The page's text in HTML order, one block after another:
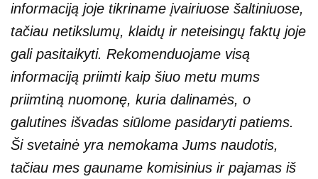
informaciją joje tikriname įvairiuose šaltiniuose,
tačiau netikslumų, klaidų ir neteisingų faktų joje
gali pasitaikyti. Rekomenduojame visą
informaciją priimti kaip šiuo metu mums
priimtiną nuomonę, kuria dalinamės, o
galutines išvadas siūlome pasidaryti patiems.
Ši svetainė yra nemokama Jums naudotis,
tačiau mes gauname komisinius ir pajamas iš